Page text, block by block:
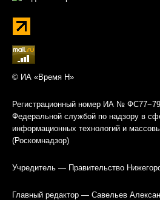
© ИА «Время Н»
Регистрационный номер ИА №
Федеральной службой по надзору в
информационных технологий и
(Роскомнадзор)
Учредитель — Правительство
Главный редактор — Савельев